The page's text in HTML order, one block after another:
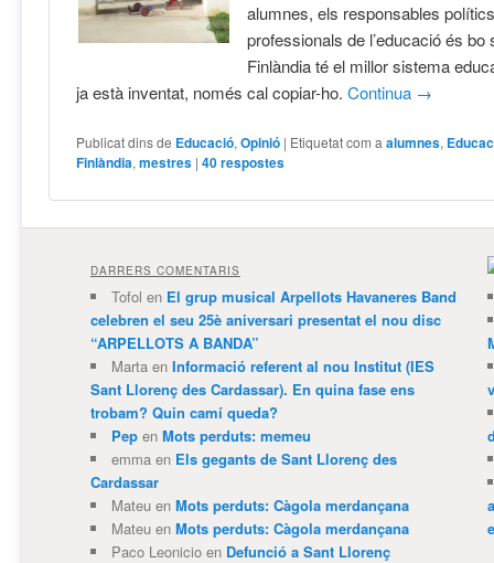
alumnes, els responsables
professionals de l’educació és bo
Finlàndia té el millor sistema
ja està inventat, només cal copiar-ho.Continua →
Publicat dins de Educació,Opinió | Etiquetat com a alumnes,
Finlàndia,mestres |40respostes
DARRERS COMENTARIS
Tofol en El grup musical Arpellots Havaneres Band
celebren el seu 25è aniversari presentat el nou disc
“ARPELLOTS A BANDA”
Martaen Informació referent al nou Institut (IES
Sant Llorenç des Cardassar). En quina fase ens
trobam? Quin camí queda?
Pepen Mots perduts: memeu
emmaen Els gegants de Sant Llorenç des
Cardassar
Mateuen Mots perduts: Càgola merdançana
Mateuen Mots perduts: Càgola merdançana
Paco Leonicioen Defunció a Sant Llorenç